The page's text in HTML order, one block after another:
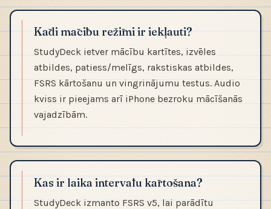
Kādi mācību režīmi ir iekļauti?
StudyDeck ietver mācību kartītes, izvēles
atbildes, patiess/melīgs, rakstiskas atbildes,
FSRS kārtošanu un vingrinājumu testus. Audio
kviss ir pieejams arī iPhone bezroku mācīšanās
vajadzībām.
Kas ir laika intervālu kārtošana?
StudyDeck izmanto FSRS v5, lai parādītu